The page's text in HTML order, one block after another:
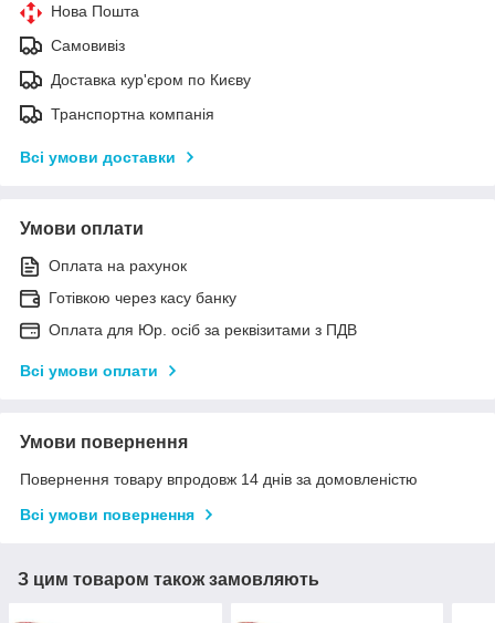
Нова Пошта
Самовивіз
Доставка кур'єром по Києву
Транспортна компанія
Всі умови доставки
Умови оплати
Оплата на рахунок
Готівкою через касу банку
Оплата для Юр. осіб за реквізитами з ПДВ
Всі умови оплати
Умови повернення
Повернення товару впродовж 14 днів за домовленістю
Всі умови повернення
З цим товаром також замовляють